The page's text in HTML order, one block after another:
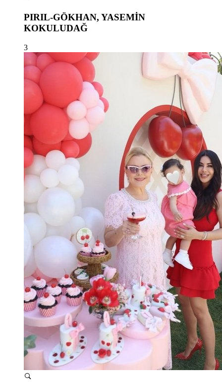
PIRIL-GÖKHAN, YASEMİN
KOKULUDAĞ
3